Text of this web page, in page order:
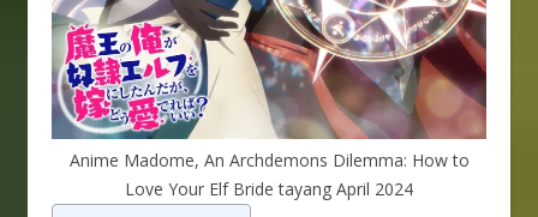
Anime Madome, An Archdemons Dilemma: How to
Love Your Elf Bride tayang April 2024